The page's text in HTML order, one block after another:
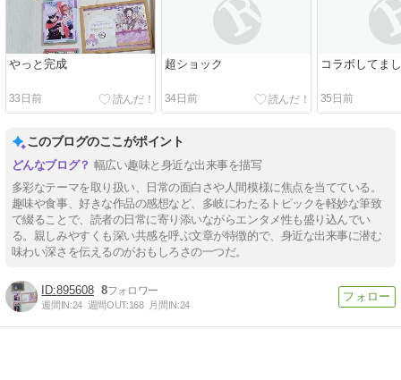
やっと完成
33日前
超ショック
34日前
コラボしてま
35日前
このブログのここがポイント
幅広い趣味と身近な出来事を描写
多彩なテーマを取り扱い、日常の面白さや人間模様に焦点を当てている。
趣味や食事、好きな作品の感想など、多岐にわたるトピックを軽妙な筆致
で綴ることで、読者の日常に寄り添いながらエンタメ性も盛り込んでい
る。親しみやすくも深い共感を呼ぶ文章が特徴的で、身近な出来事に潜む
味わい深さを伝えるのがおもしろさの一つだ。
895608 8
週間IN:24 週間OUT:168 月間IN:24